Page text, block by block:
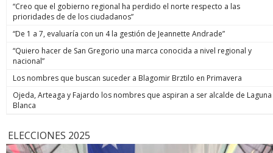
“Creo que el gobierno regional ha perdido el norte respecto a las
prioridades de de los ciudadanos”
“De 1 a 7, evaluaría con un 4 la gestión de Jeannette Andrade”
“Quiero hacer de San Gregorio una marca conocida a nivel regional y
nacional”
Los nombres que buscan suceder a Blagomir Brztilo en Primavera
Ojeda, Arteaga y Fajardo los nombres que aspiran a ser alcalde de Laguna
Blanca
ELECCIONES 2025